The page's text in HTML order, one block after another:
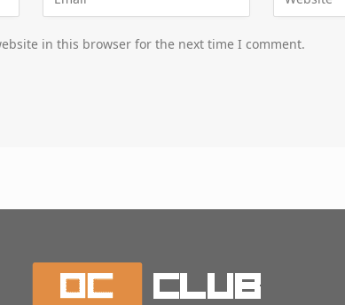
in this browser for the next time I comment.